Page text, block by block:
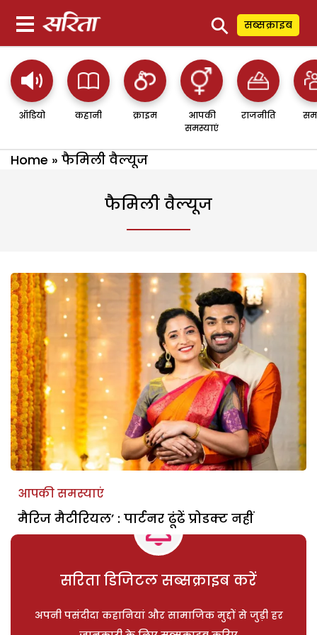
⚲ सब्सक्राइब
ऑडियो कहानी क्राइम
आपकी
समस्याएं
राजनीति
Home » फैमिली वैल्यूज
फैमिली वैल्यूज
आपकी समस्याएं
मैरिज मैटीरियल’ : पार्टनर ढूंढें प्रोडक्ट नहीं
सरिता डिजिटल सब्सक्राइब करें
अपनी पसंदीदा कहानियां और सामाजिक मुद्दों से जुड़ी हर